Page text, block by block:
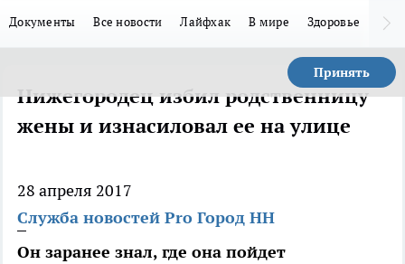
Документы Все новости Лайфхак В мире Здоровье
Принять
Нижегородец избил родственницу
жены и изнасиловал ее на улице
28 апреля 2017
Служба новостей Pro Город НН
Он заранее знал, где она пойдет